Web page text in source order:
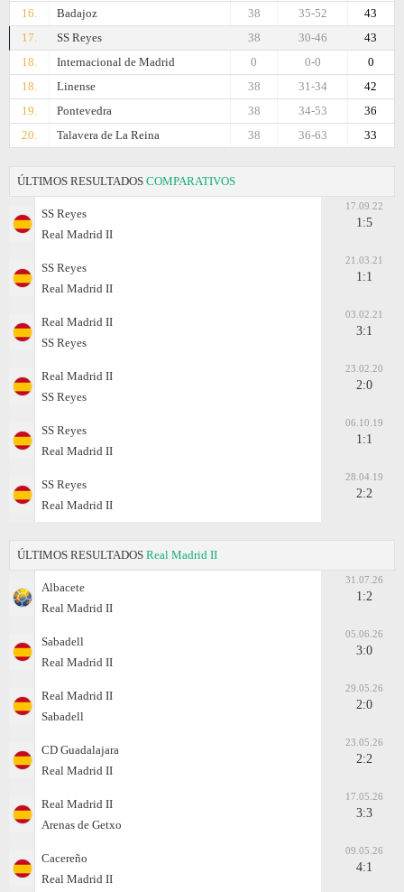
16.
Badajoz 43
35-52
38
17.
SS Reyes 43
30-46
38
18.
Internacional de Madrid 0
0-0
0
18.
Linense 42
31-34
38
19.
Pontevedra 36
34-53
38
20.
Talavera de La Reina 33
36-63
38
ÚLTIMOS RESULTADOS COMPARATIVOS
SS Reyes
Real Madrid II
17.09.22
1:5
SS Reyes
Real Madrid II
21.03.21
1:1
Real Madrid II
SS Reyes
03.02.21
3:1
Real Madrid II
SS Reyes
23.02.20
2:0
SS Reyes
Real Madrid II
06.10.19
1:1
SS Reyes
Real Madrid II
28.04.19
2:2
ÚLTIMOS RESULTADOS Real Madrid II
Albacete
Real Madrid II
31.07.26
1:2
Sabadell
Real Madrid II
05.06.26
3:0
Real Madrid II
Sabadell
29.05.26
2:0
CD Guadalajara
Real Madrid II
23.05.26
2:2
Real Madrid II
Arenas de Getxo
17.05.26
3:3
Cacereño
Real Madrid II
09.05.26
4:1